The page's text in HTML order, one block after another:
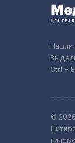
Нашли
Ctrl +
©